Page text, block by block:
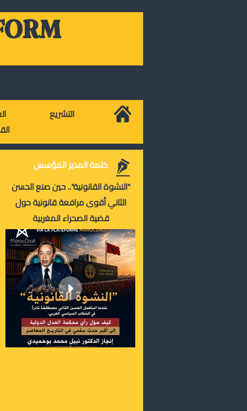
التشريع
كلمة المدير المؤسس
"النشوة القانونية".. حين صنع الحسن
الثاني أقوى مرافعة قانونية حول
قضية الصحراء المغربية